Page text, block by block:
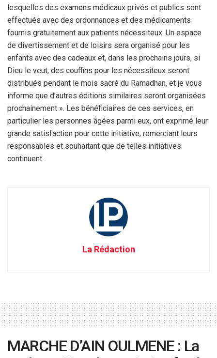
lesquelles des examens médicaux privés et publics sont
effectués avec des ordonnances et des médicaments
fournis gratuitement aux patients nécessiteux. Un espace
de divertissement et de loisirs sera organisé pour les
enfants avec des cadeaux et, dans les prochains jours, si
Dieu le veut, des couffins pour les nécessiteux seront
distribués pendant le mois sacré du Ramadhan, et je vous
informe que d’autres éditions similaires seront organisées
prochainement ». Les bénéficiaires de ces services, en
particulier les personnes âgées parmi eux, ont exprimé leur
grande satisfaction pour cette initiative, remerciant leurs
responsables et souhaitant que de telles initiatives
continuent.
La Rédaction
MARCHE D’AIN OULMENE : La